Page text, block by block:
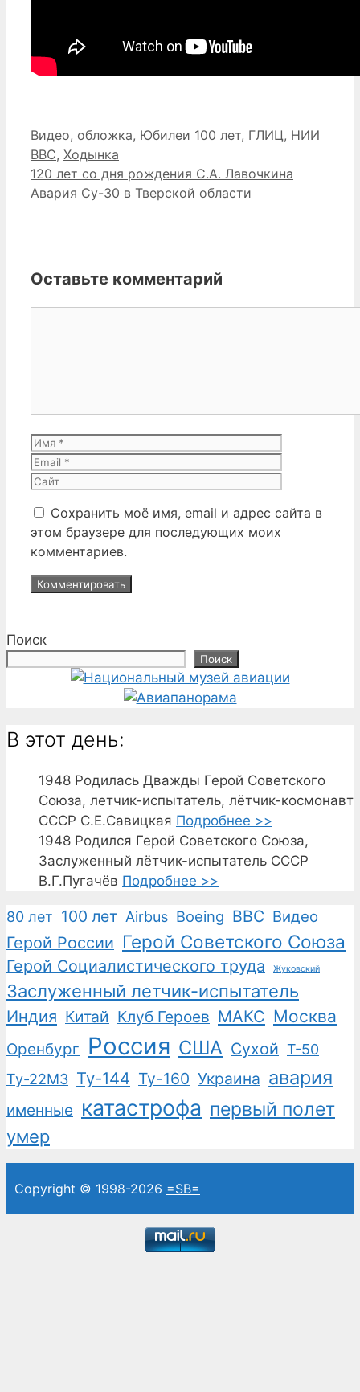
Рубрики
Видео, обложка, Юбилеи Метки
100 лет, ГЛИЦ, НИИ
ВВС, Ходынка
120 лет со дня рождения С.А. Лавочкина
Авария Су-30 в Тверской области
Оставьте комментарий
Имя
Сохранить моё имя, email и адрес сайта в
этом браузере для последующих моих
комментариев.
Поиск
Поиск
В этот день:
1948 Родилась Дважды Герой Советского
Союза, летчик-испытатель, лётчик-космонавт
СССР С.Е.Савицкая Подробнее >>
1948 Родился Герой Советского Союза,
Заслуженный лётчик-испытатель СССР
В.Г.Пугачёв Подробнее >>
80 лет 100 лет Airbus Boeing ВВС Видео
Герой России Герой Советского Союза
Герой Социалистического труда Жуковский
Заслуженный летчик-испытатель
Индия Китай Клуб Героев МАКС Москва
Оренбург Россия США Сухой Т-50
Ту-22М3 Ту-144 Ту-160 Украина авария
именные катастрофа первый полет
умер
Copyright © 1998-2026 =SB=